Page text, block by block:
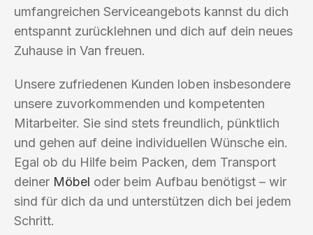
umfangreichen Serviceangebots kannst du dich
entspannt zurücklehnen und dich auf dein neues
Zuhause in Van freuen.
Unsere zufriedenen Kunden loben insbesondere
unsere zuvorkommenden und kompetenten
Mitarbeiter. Sie sind stets freundlich, pünktlich
und gehen auf deine individuellen Wünsche ein.
Egal ob du Hilfe beim Packen, dem Transport
deiner Möbel oder beim Aufbau benötigst – wir
sind für dich da und unterstützen dich bei jedem
Schritt.